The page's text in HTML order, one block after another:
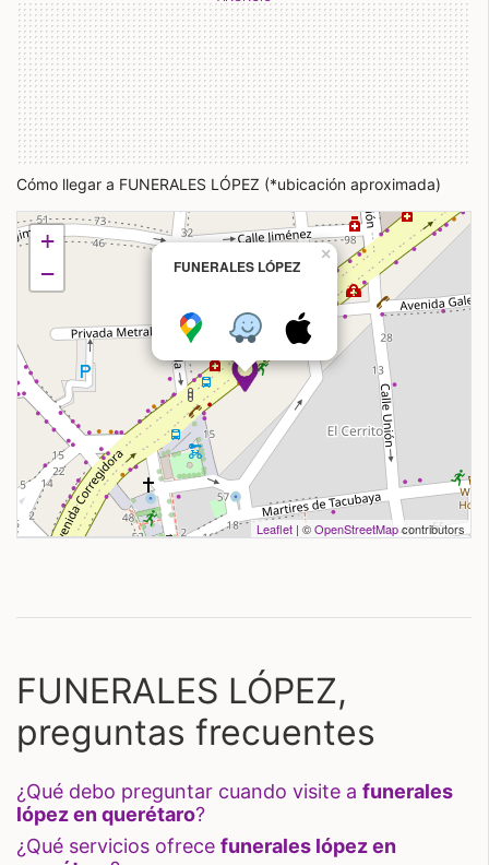
Cómo llegar a FUNERALES LÓPEZ (*ubicación aproximada)
FUNERALES LÓPEZ
×
+
−
Leaflet | ©OpenStreetMapcontributors
FUNERALES LÓPEZ,
preguntas frecuentes
¿qué debo preguntar cuando visite a funerales
lópez en querétaro?
¿qué servicios ofrece funerales lópez en